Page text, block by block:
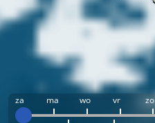
za ma wo vr zo